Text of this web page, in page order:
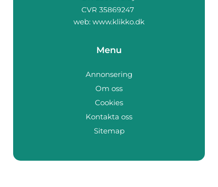
web: www.klikko.dk
Menu
Annonsering
Om oss
Cookies
Kontakta oss
Sitemap